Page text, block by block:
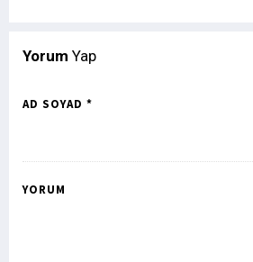
Yorum Yap
AD SOYAD *
YORUM